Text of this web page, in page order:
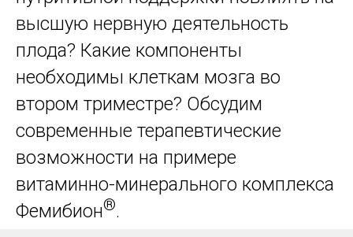
высшую нервную деятельность
плода? Какие компоненты
необходимы клеткам мозга во
втором триместре? Обсудим
современные терапевтические
возможности на примере
витаминно-минерального комплекса
Фемибион®.